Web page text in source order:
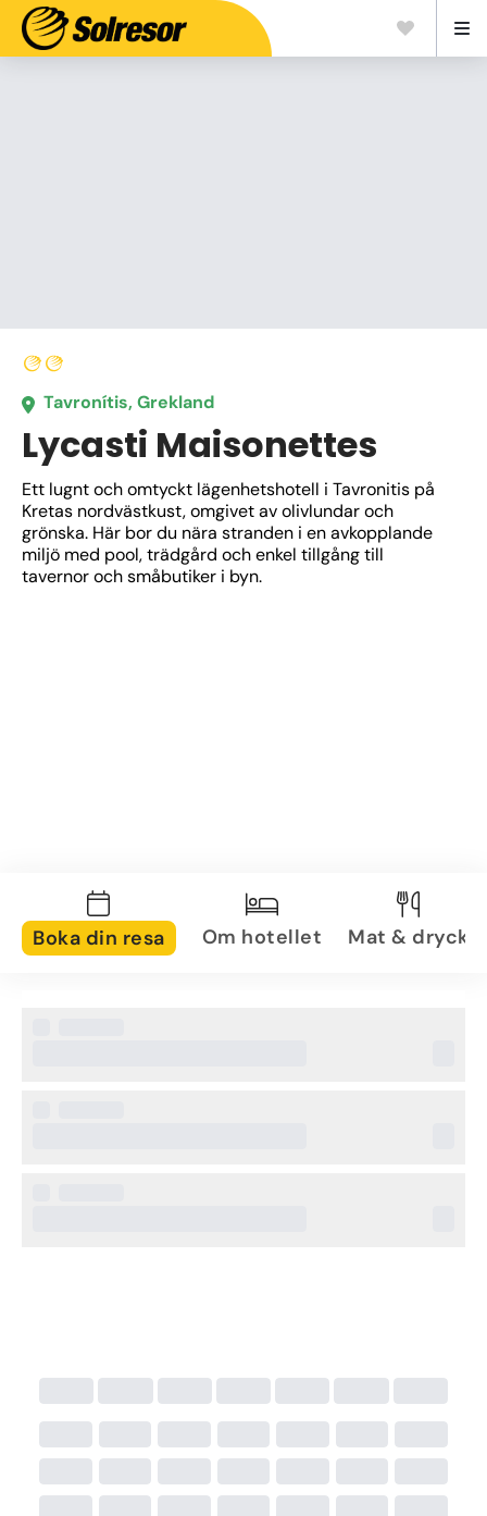
Tavronítis, Grekland
Lycasti Maisonettes
Ett lugnt och omtyckt lägenhetshotell i Tavronitis på
Kretas nordvästkust, omgivet av olivlundar och
grönska. Här bor du nära stranden i en avkopplande
miljö med pool, trädgård och enkel tillgång till
tavernor och småbutiker i byn.
Boka din resa Om hotellet Mat & dryck